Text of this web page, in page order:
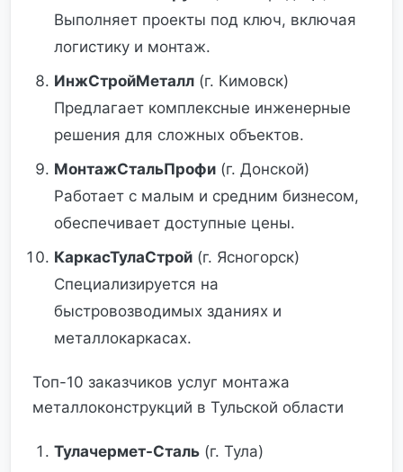
Выполняет проекты под ключ, включая
логистику и монтаж.
ИнжСтройМеталл (г. Кимовск)
Предлагает комплексные инженерные
решения для сложных объектов.
МонтажСтальПрофи (г. Донской)
Работает с малым и средним бизнесом,
обеспечивает доступные цены.
КаркасТулаСтрой (г. Ясногорск)
Специализируется на
быстровозводимых зданиях и
металлокаркасах.
Топ-10 заказчиков услуг монтажа
металлоконструкций в Тульской области
Тулачермет-Сталь (г. Тула)